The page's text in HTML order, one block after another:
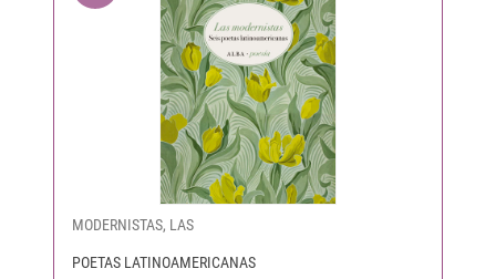
MODERNISTAS, LAS
POETAS LATINOAMERICANAS